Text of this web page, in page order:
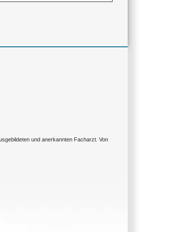
und anerkannten Facharzt. Von